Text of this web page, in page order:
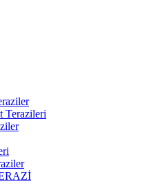
Terazileri